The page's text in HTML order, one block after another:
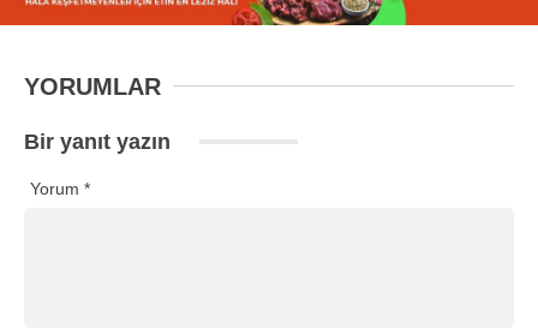
YORUMLAR
Bir yanıt yazın
Yorum *